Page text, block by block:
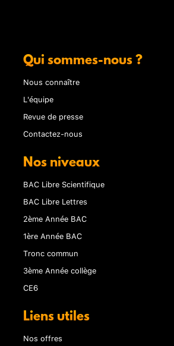
Qui sommes-nous ?
Nous connaître
L'équipe
Revue de presse
Contactez-nous
Nos niveaux
BAC Libre Scientifique
BAC Libre Lettres
2ème Année BAC
1ère Année BAC
Tronc commun
3ème Année collège
CE6
Liens utiles
Nos offres